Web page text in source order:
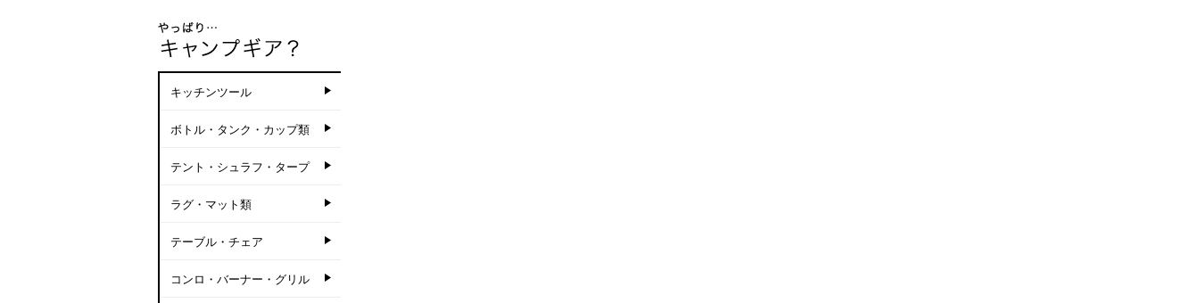
キッチンツール
ボトル・タンク・カップ類
テント・シュラフ・タープ
ラグ・マット類
テーブル・チェア
コンロ・バーナー・グリル